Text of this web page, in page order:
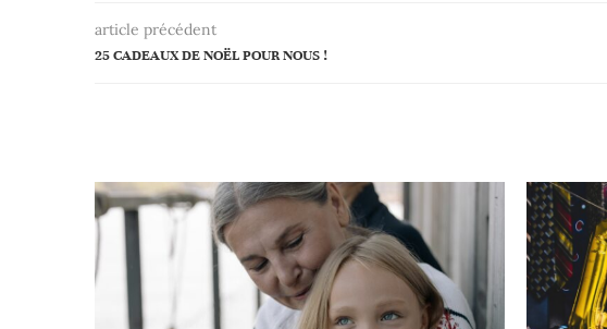
article précédent
25 CADEAUX DE NOËL POUR NOUS !